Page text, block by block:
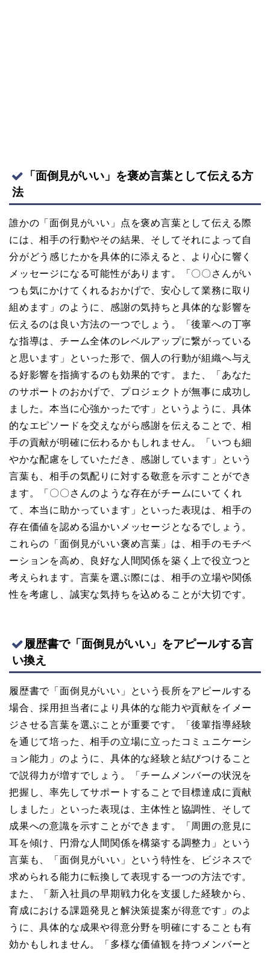
「面倒見がいい」を褒め言葉として伝える方
法
誰かの「面倒見がいい」点を褒め言葉として伝える際
には、相手の行動やその結果、そしてそれによって自
分がどう感じたかを具体的に添えると、より心に響く
メッセージになる可能性があります。「〇〇さんがい
つも気にかけてくれるおかげで、安心して業務に取り
組めます」のように、感謝の気持ちと具体的な影響を
伝えるのは良い方法の一つでしょう。「後輩への丁寧
な指導は、チーム全体のレベルアップに繋がっている
と思います」といった形で、個人の行動が組織へ与え
る好影響を指摘するのも効果的です。また、「あなた
のサポートのおかげで、プロジェクトが無事に成功し
ました。本当に心強かったです」というように、具体
的なエピソードを交えながら感謝を伝えることで、相
手の貢献が明確に伝わるかもしれません。「いつも細
やかな配慮をしていただき、感謝しています」という
言葉も、相手の気配りに対する敬意を示すことができ
ます。「〇〇さんのような存在がチームにいてくれ
て、本当に助かっています」といった表現は、相手の
存在価値を認める温かいメッセージとなるでしょう。
これらの「面倒見がいい褒め言葉」は、相手のモチベ
ーションを高め、良好な人間関係を築く上で役立つと
考えられます。言葉を選ぶ際には、相手の立場や関係
性を考慮し、誠実な気持ちを込めることが大切です。
履歴書で「面倒見がいい」をアピールする言
い換え
履歴書で「面倒見がいい」という長所をアピールする
場合、採用担当者により具体的な能力や貢献をイメー
ジさせる言葉を選ぶことが重要です。「後輩指導経験
を通じて培った、相手の立場に立ったコミュニケーシ
ョン能力」のように、具体的な経験と結びつけること
で説得力が増すでしょう。「チームメンバーの状況を
把握し、率先してサポートすることで目標達成に貢献
しました」といった表現は、主体性と協調性、そして
成果への意識を示すことができます。「周囲の意見に
耳を傾け、円滑な人間関係を構築する調整力」という
言葉も、「面倒見がいい」という特性を、ビジネスで
求められる能力に転換して表現する一つの方法です。
また、「新入社員の早期戦力化を支援した経験から、
育成における課題発見と解決策提案が得意です」のよ
うに、具体的な成果や得意分野を明確にすることも有
効かもしれません。「多様な価値観を持つメンバーと